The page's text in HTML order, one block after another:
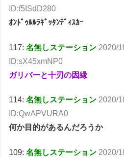
ID:f5ISdD280
ｵﾝﾄﾞｩﾙﾙﾗｷﾞｯﾀﾝﾃﾞｨｽｶｰ
117:名無しステーション 2020/
ID:sX45xmNP0
ガリバーと十刃の因縁
114:名無しステーション 2020/
ID:QwAPVURA0
何か目的があるんだろうか
109:名無しステーション 2020/